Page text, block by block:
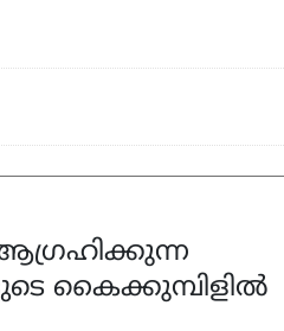
കൈക്കുമ്പിളിൽ